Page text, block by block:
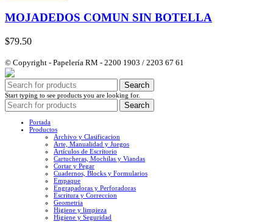
MOJADEDOS COMUN SIN BOTELLA
$79.50
© Copyright - Papelería RM - 2200 1903 / 2203 67 61
Search
Start typing to see products you are looking for.
Search
Portada
Productos
Archivo y Clasificacion
Arte, Manualidad y Juegos
Artículos de Escritorio
Cartucheras, Mochilas y Viandas
Cortar y Pegar
Cuadernos, Blocks y Formularios
Empaque
Engrapadoras y Perforadoras
Escritura y Correccion
Geometria
Higiene y limpieza
Higiene y Seguridad